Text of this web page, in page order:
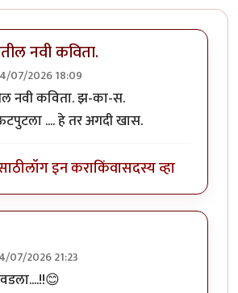
नवी कविता.
07/2026 18:09
नवी कविता. झ-का-स.
.... हे तर अगदी खास.
लॉग इन कराकिंवासदस्य व्हा
07/2026 21:23